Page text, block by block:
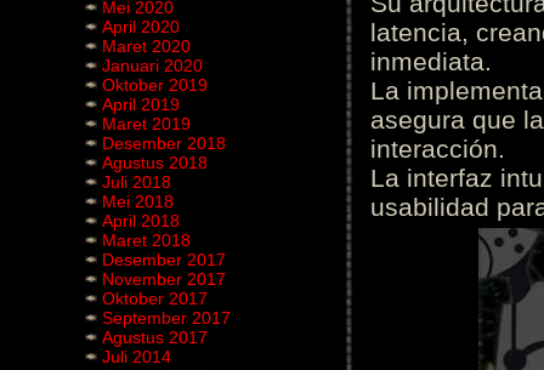
Mei 2020
April 2020
Maret 2020
Januari 2020
Oktober 2019
April 2019
Maret 2019
Desember 2018
Agustus 2018
Juli 2018
Mei 2018
April 2018
Maret 2018
Desember 2017
November 2017
Oktober 2017
September 2017
Agustus 2017
Juli 2014
latencia,
inmediata.
La
asegura que
interacción.
La interfaz
usabilidad